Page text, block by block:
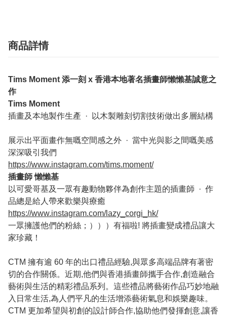
商品詳情
Tims Moment 添一刻 x 香港本地著名插畫師懶懶基誠意之
作
Tims Moment
插畫及本地製作生產 · 以木製雕刻切割技術做出多層結構
展示出平面畫作無嘅空間感之外 · 當中光與影之間嘅美感
深深吸引我們
https://www.instagram.com/tims.moment/
插畫師 懶懶基
以可愛哥基及一眾有趣動物夥伴為創作主題的插畫師 · 作
品總是給人帶來歡樂與療癒
https://www.instagram.com/lazy_corgi_hk/
一眾擁護他們的粉絲；）））有福啦! 將插畫變成禮品讓大
家珍藏！
CTM 擁有逾 60 年的出口禮品經驗,與眾多高端品牌有著密
切的合作關係。近期,他們與香港插畫師攜手合作,創造融合
藝術與生活的精彩禮品系列。這些禮品將藝術作品巧妙地融
入日常生活,為人們平凡的生活增添藝術氣息和娛樂趣味。
CTM 更加希望與初創的設計師合作,協助他們發揮創意,讓香